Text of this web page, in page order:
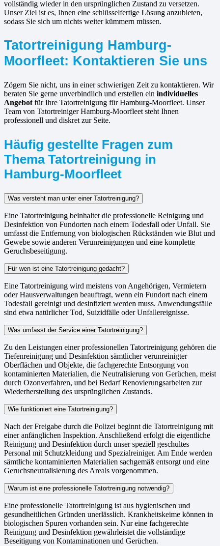
vollständig wieder in den ursprünglichen Zustand zu versetzen.
Unser Ziel ist es, Ihnen eine schlüsselfertige Lösung anzubieten,
sodass Sie sich um nichts weiter kümmern müssen.
Tatortreinigung Hamburg-
Moorfleet: Kontaktieren Sie uns
Zögern Sie nicht, uns in einer schwierigen Zeit zu kontaktieren. Wir
beraten Sie gerne unverbindlich und erstellen ein individuelles
Angebot für Ihre Tatortreinigung für Hamburg-Moorfleet. Unser
Team von Tatortreiniger Hamburg-Moorfleet steht Ihnen
professionell und diskret zur Seite.
Häufig gestellte Fragen zum
Thema Tatortreinigung in
Hamburg-Moorfleet
Was versteht man unter einer Tatortreinigung?
Eine Tatortreinigung beinhaltet die professionelle Reinigung und
Desinfektion von Fundorten nach einem Todesfall oder Unfall. Sie
umfasst die Entfernung von biologischen Rückständen wie Blut und
Gewebe sowie anderen Verunreinigungen und eine komplette
Geruchsbeseitigung.
Für wen ist eine Tatortreinigung gedacht?
Eine Tatortreinigung wird meistens von Angehörigen, Vermietern
oder Hausverwaltungen beauftragt, wenn ein Fundort nach einem
Todesfall gereinigt und desinfiziert werden muss. Anwendungsfälle
sind etwa natürlicher Tod, Suizidfälle oder Unfallereignisse.
Was umfasst der Service einer Tatortreinigung?
Zu den Leistungen einer professionellen Tatortreinigung gehören die
Tiefenreinigung und Desinfektion sämtlicher verunreinigter
Oberflächen und Objekte, die fachgerechte Entsorgung von
kontaminierten Materialien, die Neutralisierung von Gerüchen, meist
durch Ozonverfahren, und bei Bedarf Renovierungsarbeiten zur
Wiederherstellung des ursprünglichen Zustands.
Wie funktioniert eine Tatortreinigung?
Nach der Freigabe durch die Polizei beginnt die Tatortreinigung mit
einer anfänglichen Inspektion. Anschließend erfolgt die eigentliche
Reinigung und Desinfektion durch unser speziell geschultes
Personal mit Schutzkleidung und Spezialreiniger. Am Ende werden
sämtliche kontaminierten Materialien sachgemäß entsorgt und eine
Geruchsneutralisierung des Areals vorgenommen.
Warum ist eine professionelle Tatortreinigung notwendig?
Eine professionelle Tatortreinigung ist aus hygienischen und
gesundheitlichen Gründen unerlässlich. Krankheitskeime können in
biologischen Spuren vorhanden sein. Nur eine fachgerechte
Reinigung und Desinfektion gewährleistet die vollständige
Beseitigung von Kontaminationen und Gerüchen.